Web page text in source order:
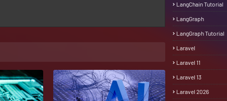
LangChain Tutorial
LangGraph
LangGraph Tutorial
Laravel
Laravel 11
Laravel 13
Laravel 2026